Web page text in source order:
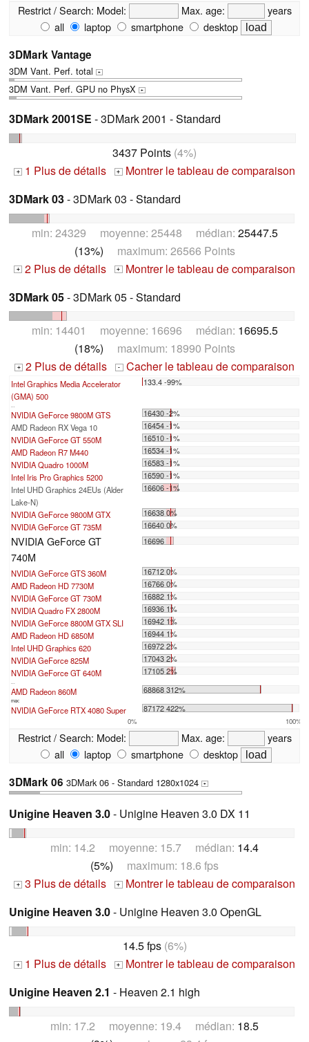
Restrict / Search: Model: Max. age:
years
all
laptop smartphone desktop
3DMark Vantage
3DM Vant. Perf. total +
3DM Vant. Perf. GPU no PhysX +
3DMark 2001SE - 3DMark 2001 - Standard
3437 Points (4%)
+ 1 Plus de détails + Montrer le tableau de comparaison
3DMark 03- 3DMark 03 - Standard
min: 24329 moyenne: 25448 médian: 25447.5
(13%) maximum: 26566 Points
+ 2 Plus de détails + Montrer le tableau de comparaison
3DMark 05- 3DMark 05 - Standard
min: 14401 moyenne: 16696 médian: 16695.5
(18%) maximum: 18990 Points
+ 2 Plus de détails - Cacher le tableau de comparaison
Intel Graphics Media Accelerator
(GMA) 500
133.4 -99%
...
NVIDIA GeForce 9800M GTS
16430 -2%
AMD Radeon RX Vega 10
16454 -1%
NVIDIA GeForce GT 550M
16510 -1%
AMD Radeon R7 M440
16534 -1%
NVIDIA Quadro 1000M
16583 -1%
Intel Iris Pro Graphics 5200
16590 -1%
Intel UHD Graphics 24EUs (Alder
Lake-N)
16606 -1%
NVIDIA GeForce 9800M GTX
16638 0%
NVIDIA GeForce GT 735M
16640 0%
NVIDIA GeForce GT
740M
16696
NVIDIA GeForce GTS 360M
16712 0%
AMD Radeon HD 7730M
16766 0%
NVIDIA GeForce GT 730M
16882 1%
NVIDIA Quadro FX 2800M
16936 1%
NVIDIA GeForce 8800M GTX SLI
16942 1%
AMD Radeon HD 6850M
16944 1%
Intel UHD Graphics 620
16972 2%
NVIDIA GeForce 825M
17043 2%
NVIDIA GeForce GT 640M
17105 2%
...
AMD Radeon 860M 68868 312%
max:
NVIDIA GeForce RTX 4080 Super 87172 422%
0% 100%
Restrict / Search: Model: Max. age:
years
all
laptop smartphone desktop
3DMark 06 3DMark 06 - Standard 1280x1024 +
Unigine Heaven 3.0- Unigine Heaven 3.0 DX 11
min: 14.2 moyenne: 15.7 médian: 14.4
(5%) maximum: 18.6 fps
+ 3 Plus de détails + Montrer le tableau de comparaison
Unigine Heaven 3.0- Unigine Heaven 3.0 OpenGL
14.5 fps(6%)
+ 1 Plus de détails + Montrer le tableau de comparaison
Unigine Heaven 2.1 - Heaven 2.1 high
min: 17.2 moyenne: 19.4 médian: 18.5